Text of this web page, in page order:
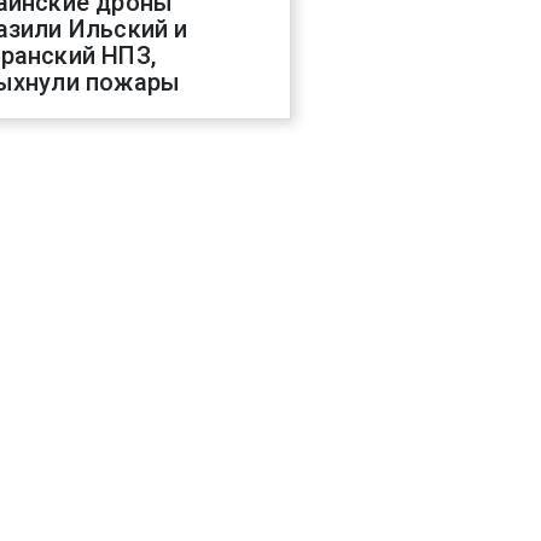
Ильский и
НПЗ,
пожары